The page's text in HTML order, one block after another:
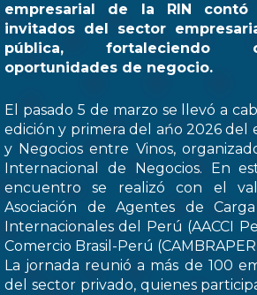
empresarial de la RIN contó
invitados del sector
pública, fortaleciendo
oportunidades de negocio.
El pasado 5 de marzo se llevó a
edición y primera del ańo 2026
y Negocios entre Vinos,
Internacional de Negocios. En
encuentro se realizó con el
Asociación de Agentes de
Internacionales del Perú (AACCI
Comercio Brasil-Perú
La jornada reunió a más de 100
del sector privado, quienes